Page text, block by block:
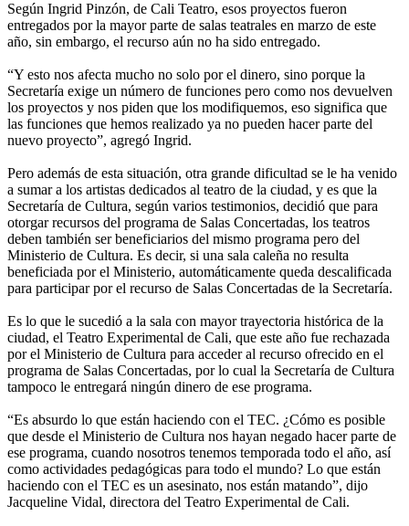
Según Ingrid Pinzón, de Cali Teatro, esos proyectos fueron
entregados por la mayor parte de salas teatrales en marzo de este
año, sin embargo, el recurso aún no ha sido entregado.
“Y esto nos afecta mucho no solo por el dinero, sino porque la
Secretaría exige un número de funciones pero como nos devuelven
los proyectos y nos piden que los modifiquemos, eso significa que
las funciones que hemos realizado ya no pueden hacer parte del
nuevo proyecto”, agregó Ingrid.
Pero además de esta situación, otra grande dificultad se le ha venido
a sumar a los artistas dedicados al teatro de la ciudad, y es que la
Secretaría de Cultura, según varios testimonios, decidió que para
otorgar recursos del programa de Salas Concertadas, los teatros
deben también ser beneficiarios del mismo programa pero del
Ministerio de Cultura. Es decir, si una sala caleña no resulta
beneficiada por el Ministerio, automáticamente queda descalificada
para participar por el recurso de Salas Concertadas de la Secretaría.
Es lo que le sucedió a la sala con mayor trayectoria histórica de la
ciudad, el Teatro Experimental de Cali, que este año fue rechazada
por el Ministerio de Cultura para acceder al recurso ofrecido en el
programa de Salas Concertadas, por lo cual la Secretaría de Cultura
tampoco le entregará ningún dinero de ese programa.
“Es absurdo lo que están haciendo con el TEC. ¿Cómo es posible
que desde el Ministerio de Cultura nos hayan negado hacer parte de
ese programa, cuando nosotros tenemos temporada todo el año, así
como actividades pedagógicas para todo el mundo? Lo que están
haciendo con el TEC es un asesinato, nos están matando”, dijo
Jacqueline Vidal, directora del Teatro Experimental de Cali.